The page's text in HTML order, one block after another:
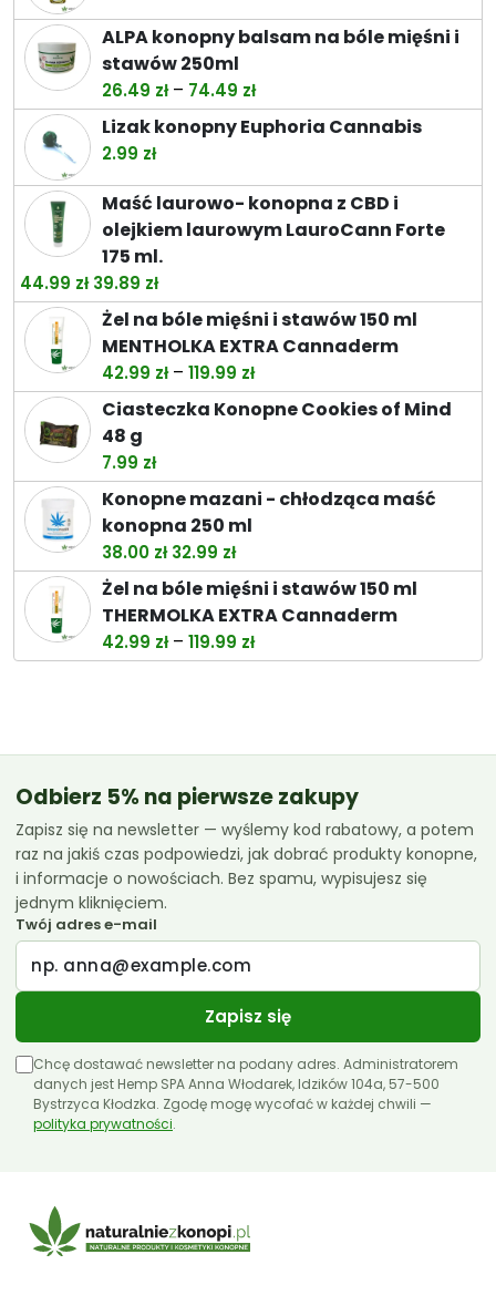
ALPA konopny balsam na bóle mięśni i
stawów 250ml
26.49 zł – 74.49 złZakres
cen:
od
do
74.49 zł
Lizak konopny Euphoria Cannabis
2.99 zł
Maść laurowo- konopna z CBD i
olejkiem laurowym LauroCann Forte
175 ml.
44.99 zł Pierwotna
cena
wynosiła:
44.99 zł.
39.89 złAktualna
cena
wynosi:
39.89 zł.
Żel na bóle mięśni i stawów 150 ml
MENTHOLKA EXTRA Cannaderm
42.99 zł – 119.99 złZakres
cen:
od
do
119.99 zł
Ciasteczka Konopne Cookies of Mind
48 g
7.99 zł
Konopne mazani - chłodząca maść
konopna 250 ml
38.00 zł Pierwotna
cena
wynosiła:
38.00 zł.
32.99 złAktualna
cena
wynosi:
32.99 zł.
Żel na bóle mięśni i stawów 150 ml
THERMOLKA EXTRA Cannaderm
42.99 zł – 119.99 złZakres
cen:
Odbierz 5% na pierwsze zakupy
Zapisz się na newsletter — wyślemy kod rabatowy, a potem
raz na jakiś czas podpowiedzi, jak dobrać produkty konopne,
i informacje o nowościach. Bez spamu, wypisujesz się
jednym kliknięciem.
Twój adres e-mail
Zapisz się
Chcę dostawać newsletter na podany adres. Administratorem
danych jest Hemp SPA Anna Włodarek, Idzików 104a, 57-500
Bystrzyca Kłodzka. Zgodę mogę wycofać w każdej chwili —
polityka prywatności.